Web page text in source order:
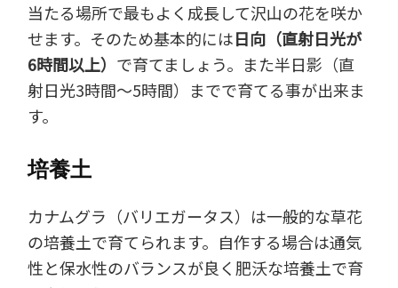
当たる場所で最もよく成長して沢山の花を咲か
せます。そのため基本的には日向（直射日光が
6時間以上） で育てましょう。また半日影（直
射日光3時間～5時間）までで育てる事が出来ま
す。
培養土
カナムグラ（バリエガータス）は一般的な草花
の培養土で育てられます。自作する場合は通気
性と保水性のバランスが良く肥沃な培養土で育